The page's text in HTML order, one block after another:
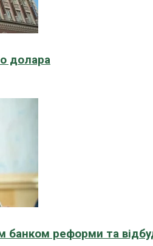
долара
банком реформи та